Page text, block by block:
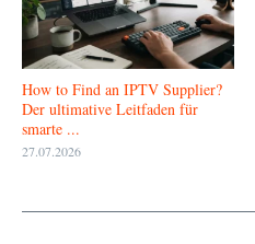
How to Find an IPTV Supplier?
Der ultimative Leitfaden für
smarte ...
27.07.2026